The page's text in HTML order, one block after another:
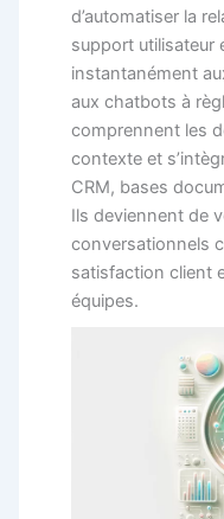
d’automatiser la
support utilisateur
instantanément
aux chatbots à
comprennent les
contexte et
CRM, bases
Ils deviennent de
conversationnels
satisfaction client
équipes.